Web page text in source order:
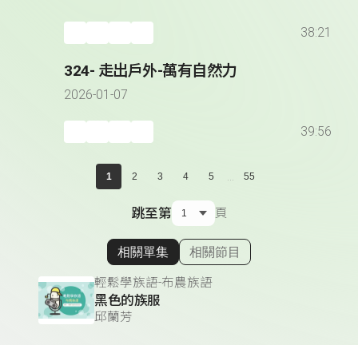
38:21
324- 走出戶外-萬有自然力
2026-01-07
39:56
1 2 3 4 5 55
跳至第 頁
顯示相關單集
相關單集 相關節目
輕鬆學族語-布農族語
黑色的族服
邱蘭芳